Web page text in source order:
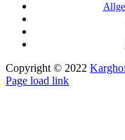
Copyright © 2022
Page load link